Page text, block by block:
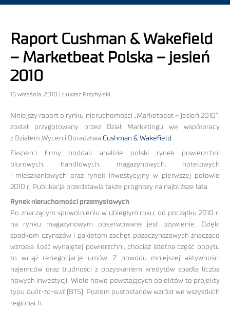
Raport Cushman & Wakefield
– Marketbeat Polska – jesień
2010
16 września, 2010 | Łukasz Przybylski
Niniejszy raport o rynku nieruchomości „Marketbeat – jesień 2010”,
został przygotowany przez Dział Marketingu we współpracy
z Działem Wycen i Doradztwa Cushman & Wakefield .
Eksperci firmy poddali analizie polski rynek powierzchni
biurowych, handlowych, magazynowych, hotelowych
i mieszkaniowych oraz rynek inwestycyjny w pierwszej połowie
2010 r. Publikacja przedstawia także prognozy na najbliższe lata.
Rynek nieruchomości przemysłowych
Po znaczącym spowolnieniu w ubiegłym roku, od początku 2010 r.
na rynku magazynowym obserwowane jest ożywienie. Dzięki
spadkom czynszów i pakietom zachęt pozaczynszowych znacząco
wzrosła ilość wynajętej powierzchni, chociaż istotna część popytu
to wciąż renegocjacje umów. Z powodu mniejszej aktywności
najemców oraz trudności z pozyskaniem kredytów spadła liczba
nowych inwestycji. Wiele nowo powstających obiektów to projekty
typu built-to-suit(BTS). Poziom pustostanów wzrósł we wszystkich
regionach.